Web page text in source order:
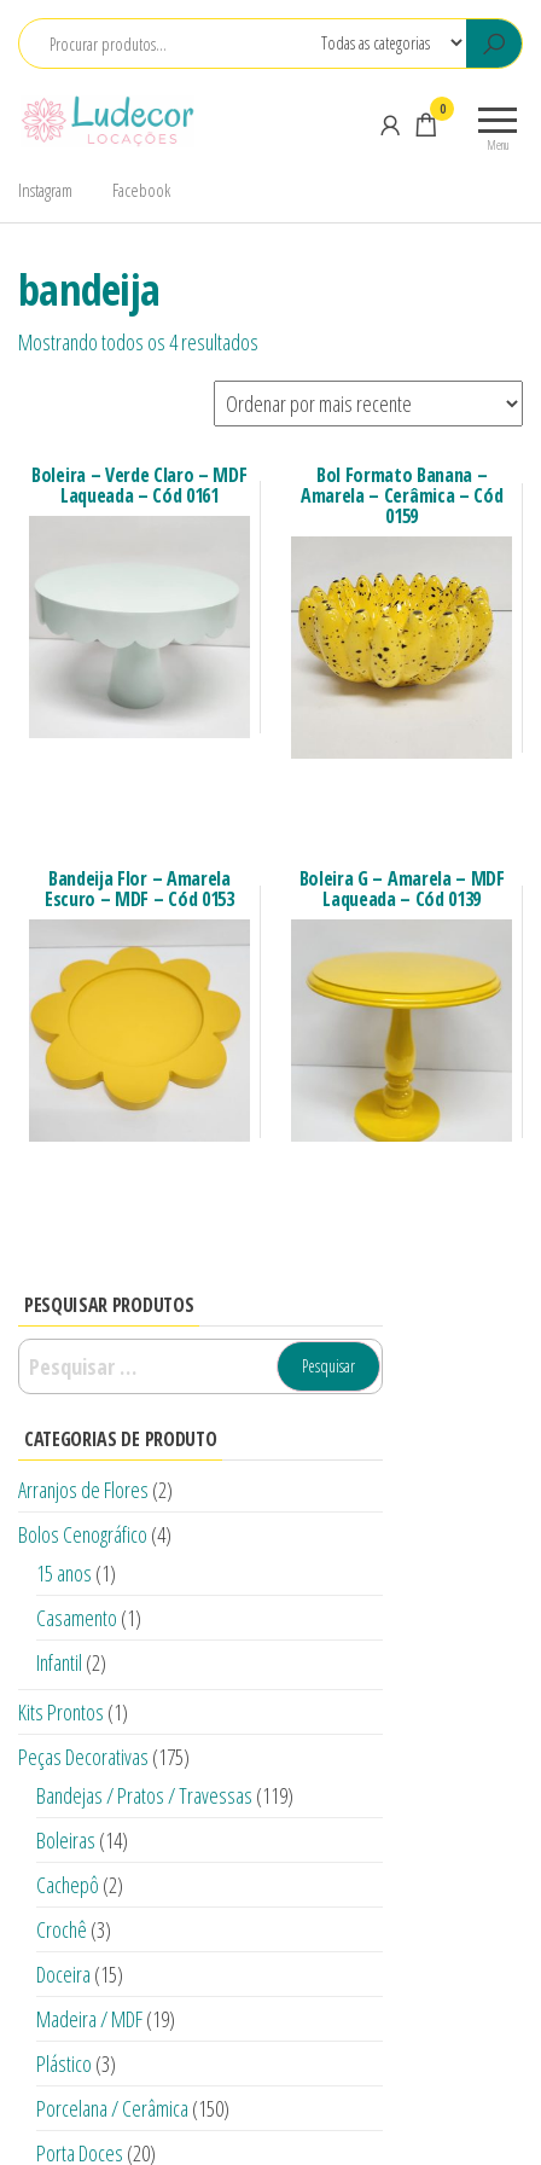
Materiais
Menu
0
Instagram Facebook
bandeija
Mostrando todos os 4 resultados
Boleira – Verde Claro – MDF
Laqueada – Cód 0161
Bol Formato Banana –
Amarela – Cerâmica – Cód
0159
Bandeija Flor – Amarela
Escuro – MDF – Cód 0153
Boleira G – Amarela – MDF
Laqueada – Cód 0139
PESQUISAR PRODUTOS
CATEGORIAS DE PRODUTO
Arranjos de Flores (2)
Bolos Cenográfico (4)
15 anos (1)
Casamento (1)
Infantil (2)
Kits Prontos (1)
Peças Decorativas (175)
Bandejas / Pratos / Travessas (119)
Boleiras (14)
Cachepô (2)
Crochê (3)
Doceira (15)
Madeira / MDF(19)
Plástico (3)
Porcelana / Cerâmica (150)
Porta Doces (20)